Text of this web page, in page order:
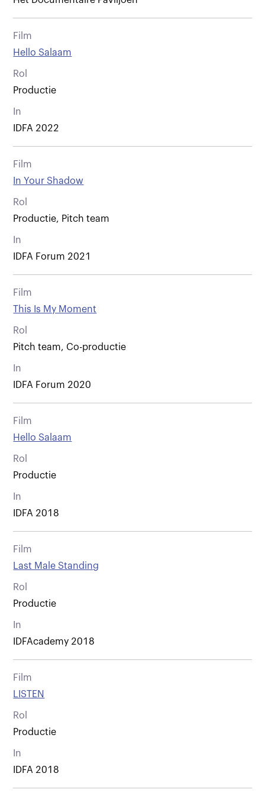
Film
Hello Salaam
Rol
Productie
In
IDFA 2022
Film
In Your Shadow
Rol
Productie, Pitch team
In
IDFA Forum 2021
Film
This Is My Moment
Rol
Pitch team, Co-productie
In
IDFA Forum 2020
Film
Hello Salaam
Rol
Productie
In
IDFA 2018
Film
Last Male Standing
Rol
Productie
In
IDFAcademy 2018
Film
LISTEN
Rol
Productie
In
IDFA 2018